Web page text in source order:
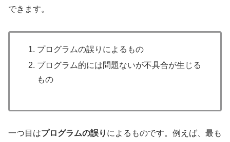
できます。
プログラムの誤りによるもの
プログラム的には問題ないが不具合が生じる
もの
一つ目はプログラムの誤り によるものです。例えば、最も